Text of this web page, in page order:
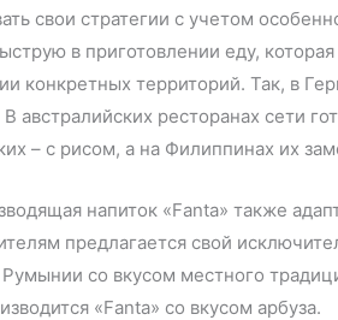
свои стратегии с учетом
в приготовлении еду,
конкретных территорий. Так, в
австралийских ресторанах сети
– с рисом, а на Филиппинах их
напиток «Fanta» также
предлагается свой
со вкусом местного
«Fanta» со вкусом арбуза.